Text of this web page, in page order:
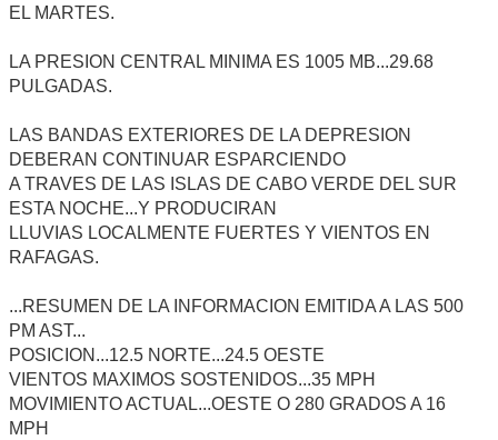
EL MARTES.
LA PRESION CENTRAL MINIMA ES 1005 MB...29.68
PULGADAS.
LAS BANDAS EXTERIORES DE LA DEPRESION
DEBERAN CONTINUAR ESPARCIENDO
A TRAVES DE LAS ISLAS DE CABO VERDE DEL SUR
ESTA NOCHE...Y PRODUCIRAN
LLUVIAS LOCALMENTE FUERTES Y VIENTOS EN
RAFAGAS.
...RESUMEN DE LA INFORMACION EMITIDA A LAS 500
PM AST...
POSICION...12.5 NORTE...24.5 OESTE
VIENTOS MAXIMOS SOSTENIDOS...35 MPH
MOVIMIENTO ACTUAL...OESTE O 280 GRADOS A 16
MPH